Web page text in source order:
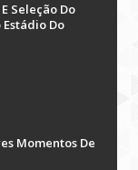
Seleção Do
Do
Momentos De